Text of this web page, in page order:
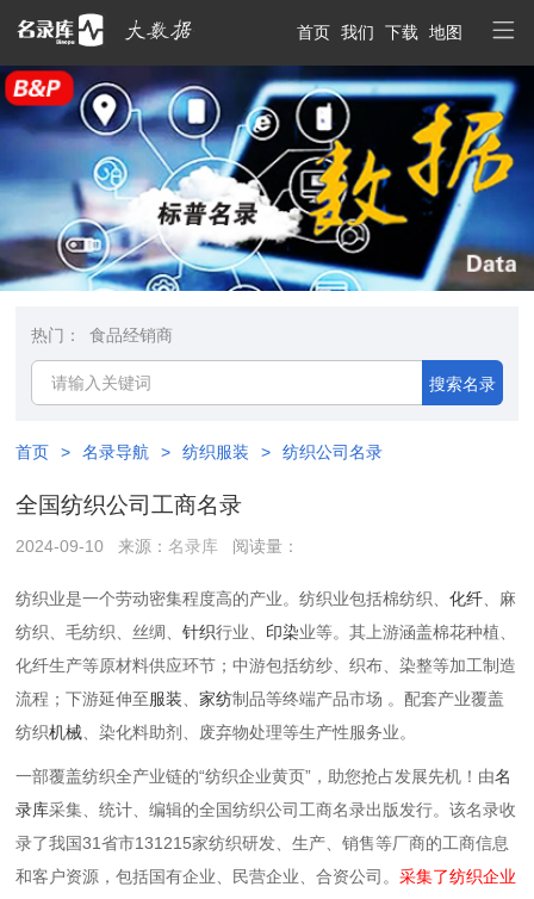
首页 我们 下载 地图
热门： 食品经销商
搜索名录
首页 > 名录导航 > 纺织服装 > 纺织公司名录
全国纺织公司工商名录
2024-09-10 来源：名录库 阅读量：
纺织业是一个劳动密集程度高的产业。纺织业包括棉纺织、化纤 、麻
纺织、毛纺织、丝绸、针织行业、 印染业等。其上游涵盖棉花种植、
化纤生产等原材料供应环节；中游包括纺纱、织布、染整等加工制造
流程；下游延伸至服装 、家纺制品等终端产品市场 。配套产业覆盖
纺织机械 、染化料助剂、废弃物处理等生产性服务业。
一部覆盖纺织全产业链的“纺织企业黄页”，助您抢占发展先机！由名
录库采集、统计、编辑的全国纺织公司工商名录出版发行。该名录收
录了我国31省市131215家纺织研发、生产、销售等厂商的工商信息
和客户资源，包括国有企业、民营企业、合资公司。采集了纺织企业